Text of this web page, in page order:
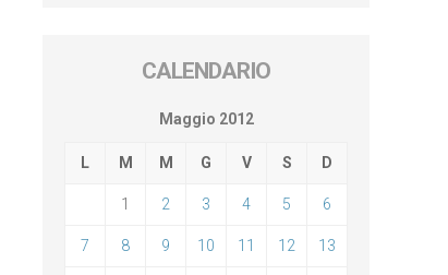
CALENDARIO
Maggio 2012
L M M G V S D
1 2 3 4 5 6
7 8 9 10 11 12 13